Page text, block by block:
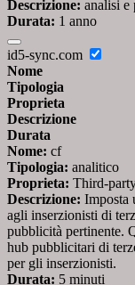
Descrizione: analisi e
Durata: 1 anno
id5-sync.com
Nome
Tipologia
Proprieta
Descrizione
Durata
Nome: cf
Tipologia: analitico
Proprieta: Third-
Descrizione: Imposta
agli inserzionisti di
pubblicità pertinente.
hub pubblicitari di
per gli inserzionisti.
Durata: 5 minuti